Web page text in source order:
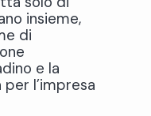
insieme,
di
e la
l’impresa